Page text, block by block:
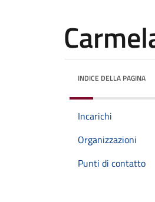
INDICE DELLA PAGINA
Incarichi
Organizzazioni
Punti di contatto